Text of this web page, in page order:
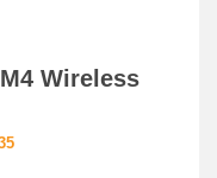
Wireless